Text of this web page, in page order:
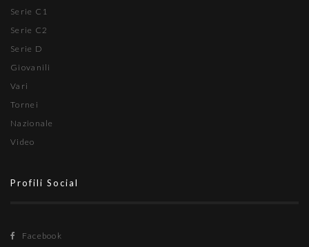
Serie C1
Serie C2
Serie D
Giovanili
Vari
Tornei
Nazionale
Video
Profili Social
Facebook